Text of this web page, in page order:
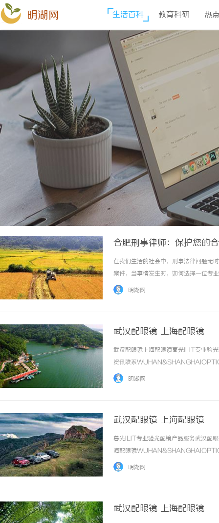
明湖网 生活百科 教育科研 热
合肥刑事律师：保护您的
在我们生活的社会中，刑事法律问题无
案件，当事情发生时，如何选择一位专
着法律服务的需求不断增加，专业刑事
明湖网
武汉配眼镜 上海配眼镜
武汉配眼镜上海配眼镜暮光ILIT专业验
资讯联系
品牌，现于武汉与上海设有4家门店。
明湖网
武汉配眼镜 上海配眼镜
暮光ILIT专业验光配镜产品服务武汉配
海配眼镜
品牌，现于武汉与上海设有4家门店。
明湖网
武汉配眼镜 上海配眼镜